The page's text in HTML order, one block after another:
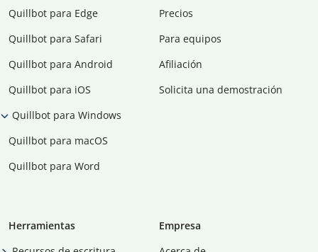
Quillbot para Edge
Quillbot para Safari
Quillbot para Android
Quillbot para iOS
Quillbot para Windows
Quillbot para macOS
Quillbot para Word
Precios
Para equipos
Afiliación
Solicita una demostración
Herramientas
Empresa